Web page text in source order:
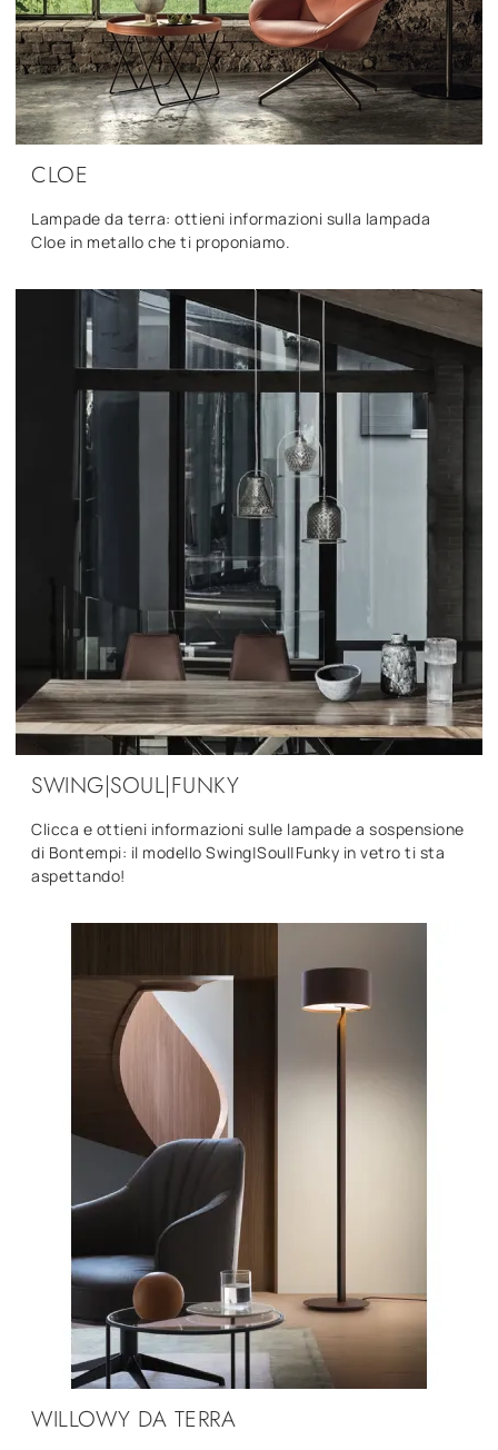
CLOE
Lampade da terra: ottieni informazioni sulla lampada
Cloe in metallo che ti proponiamo.
SWING|SOUL|FUNKY
Clicca e ottieni informazioni sulle lampade a sospensione
di Bontempi: il modello Swing|Soul|Funky in vetro ti sta
aspettando!
WILLOWY DA TERRA